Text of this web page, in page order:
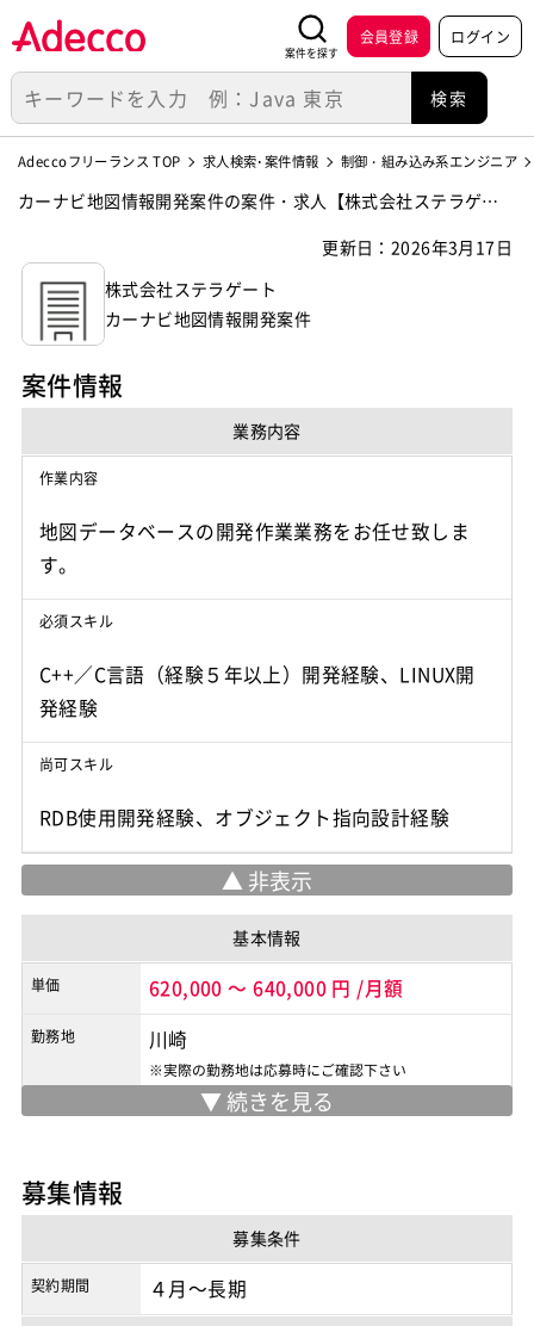
案件を探す
会員登録 ログイン
Adeccoフリーランス TOP 求人検索･案件情報 制御・組み込み系エンジニア
カーナビ地図情報開発案件の案件・求人【株式会社ステラゲー
更新日：2026年3月17日
株式会社ステラゲート
カーナビ地図情報開発案件
案件情報
業務内容
作業内容
地図データベースの開発作業業務をお任せ致しま
す。
必須スキル
C++／C言語（経験５年以上）開発経験、LINUX開
発経験
尚可スキル
RDB使用開発経験、オブジェクト指向設計経験
基本情報
単価 620,000 ～640,000 円 /月額
勤務地 川崎
※実際の勤務地は応募時にご確認下さい
契約形態
募集情報
募集条件
契約期間 ４月～長期